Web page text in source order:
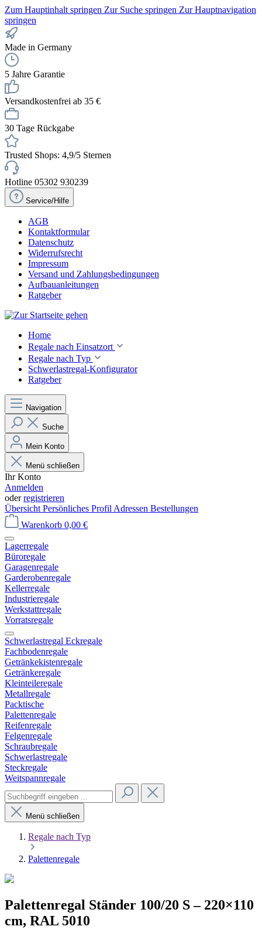
Zum Hauptinhalt springen Zur Suche springen Zur Hauptnavigation
springen
Made in Germany
5 Jahre Garantie
Versandkostenfrei ab 35 €
30 Tage Rückgabe
Trusted Shops: 4,9/5 Sternen
Hotline 05302 930239
Service/Hilfe
AGB
Kontaktformular
Datenschutz
Widerrufsrecht
Impressum
Versand und Zahlungsbedingungen
Aufbauanleitungen
Ratgeber
Home
Regale nach Einsatzort
Regale nach Typ
Schwerlastregal-Konfigurator
Ratgeber
Navigation
Suche
Mein Konto
Menü schließen
Ihr Konto
Anmelden
oderregistrieren
Übersicht Persönliches Profil Adressen Bestellungen
Warenkorb 0,00 €
Lagerregale
Büroregale
Garagenregale
Garderobenregale
Kellerregale
Industrieregale
Werkstattregale
Vorratsregale
Schwerlastregal Eckregale
Fachbodenregale
Getränkekistenregale
Getränkeregale
Kleinteileregale
Metallregale
Packtische
Palettenregale
Reifenregale
Felgenregale
Schraubregale
Schwerlastregale
Steckregale
Weitspannregale
Menü schließen
Regale nach Typ
Palettenregale
Palettenregal Ständer 100/20 S – 220×110
cm, RAL 5010